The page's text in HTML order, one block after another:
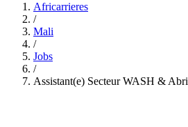
Africarrieres
/
Mali
/
Jobs
/
Assistant(e) Secteur WASH & Abri